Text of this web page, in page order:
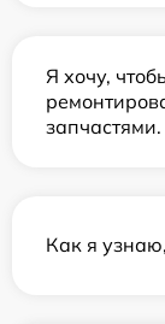
Я хочу,
запчастями.
Как я узнаю,